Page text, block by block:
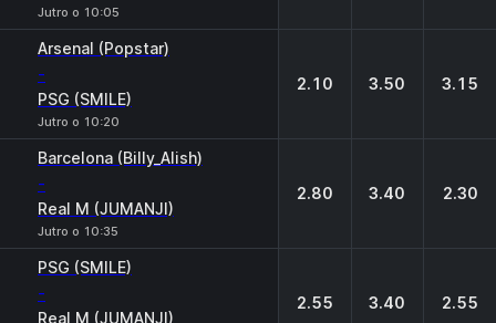
Jutro o 10:05
Arsenal (Popstar)
-
PSG (SMILE)
Jutro o 10:20
2.10 3.50 3.15
Barcelona (Billy_Alish)
-
Real M (JUMANJI)
Jutro o 10:35
2.80 3.40 2.30
PSG (SMILE)
-
Real M (JUMANJI)
2.55 3.40 2.55